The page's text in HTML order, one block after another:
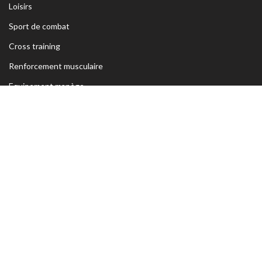
Loisirs
Sport de combat
Cross training
Renforcement musculaire
Equipement manège